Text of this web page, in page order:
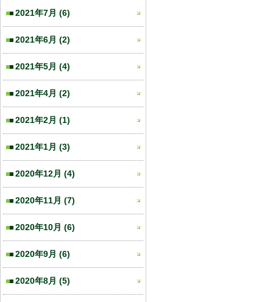
2021年7月 (6)
2021年6月 (2)
2021年5月 (4)
2021年4月 (2)
2021年2月 (1)
2021年1月 (3)
2020年12月 (4)
2020年11月 (7)
2020年10月 (6)
2020年9月 (6)
2020年8月 (5)